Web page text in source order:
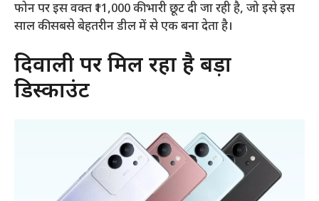
फोन पर इस वक्त ₹11,000 की भारी छूट दी जा रही है, जो इसे इस
साल की सबसे बेहतरीन डील में से एक बना देता है।
दिवाली पर मिल रहा है बड़ा
डिस्काउंट